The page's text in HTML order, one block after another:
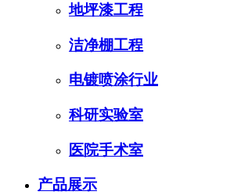
地坪漆工程
洁净棚工程
电镀喷涂行业
科研实验室
医院手术室
产品展示